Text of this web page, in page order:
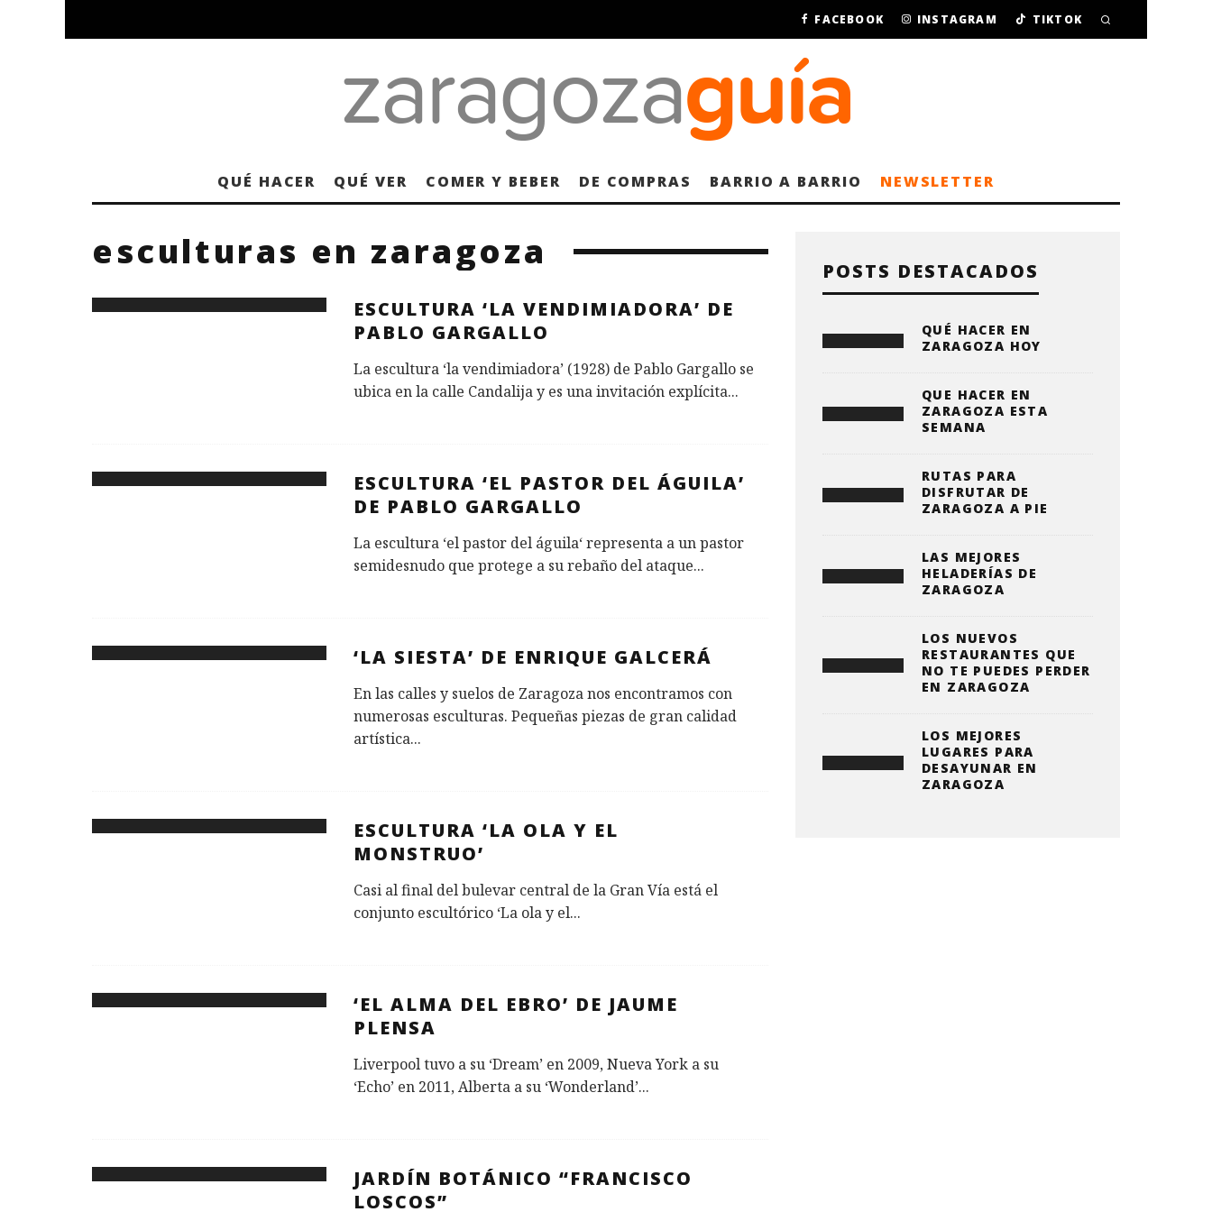
FACEBOOK INSTAGRAM TIKTOK
QUÉ HACER QUÉ VER COMER Y BEBER DE COMPRAS BARRIO A BARRIO NEWSLETTER
esculturas en zaragoza
ESCULTURA ‘LA VENDIMIADORA’ DE
PABLO GARGALLO
La escultura ‘la vendimiadora’ (1928) de Pablo Gargallo se
ubica en la calle Candalija y es una invitación explícita...
ESCULTURA ‘EL PASTOR DEL ÁGUILA’
DE PABLO GARGALLO
La escultura ‘el pastor del águila‘ representa a un pastor
semidesnudo que protege a su rebaño del ataque...
‘LA SIESTA’ DE ENRIQUE GALCERÁ
En las calles y suelos de Zaragoza nos encontramos con
numerosas esculturas. Pequeñas piezas de gran calidad
artística...
ESCULTURA ‘LA OLA Y EL
MONSTRUO’
Casi al final del bulevar central de la Gran Vía está el
conjunto escultórico ‘La ola y el...
‘EL ALMA DEL EBRO’ DE JAUME
PLENSA
Liverpool tuvo a su ‘Dream’ en 2009, Nueva York a su
‘Echo’ en 2011, Alberta a su ‘Wonderland’...
JARDÍN BOTÁNICO “FRANCISCO
LOSCOS”
POSTS DESTACADOS
QUÉ HACER EN
ZARAGOZA HOY
QUE HACER EN
ZARAGOZA ESTA
SEMANA
RUTAS PARA
DISFRUTAR DE
ZARAGOZA A PIE
LAS MEJORES
HELADERÍAS DE
ZARAGOZA
LOS NUEVOS
RESTAURANTES QUE
NO TE PUEDES PERDER
EN ZARAGOZA
LOS MEJORES
LUGARES PARA
DESAYUNAR EN
ZARAGOZA